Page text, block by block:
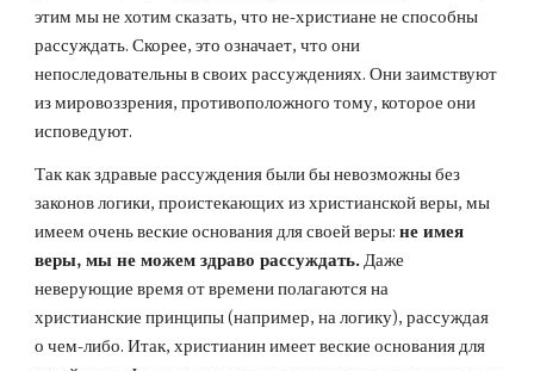
этим мы не хотим сказать, что не-христиане не способны
рассуждать. Скорее, это означает, что они
непоследовательны в своих рассуждениях. Они заимствуют
из мировоззрения, противоположного тому, которое они
исповедуют.
Так как здравые рассуждения были бы невозможны без
законов логики, проистекающих из христианской веры, мы
имеем очень веские основания для своей веры: не имея
веры, мы не можем здраво рассуждать. Даже
неверующие время от времени полагаются на
христианские принципы (например, на логику), рассуждая
о чем-либо. Итак, христианин имеет веские основания для